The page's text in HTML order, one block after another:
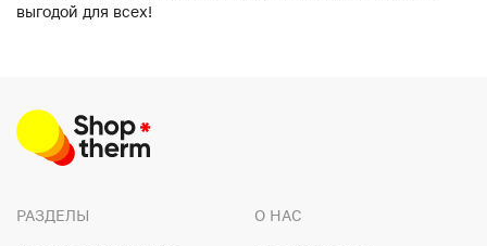
выгодой для всех!
РАЗДЕЛЫ О НАС